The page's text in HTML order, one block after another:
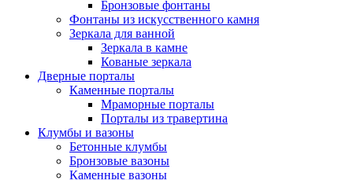
Бронзовые фонтаны
Фонтаны из искусственного камня
Зеркала для ванной
Зеркала в камне
Кованые зеркала
Дверные порталы
Каменные порталы
Мраморные порталы
Порталы из травертина
Клумбы и вазоны
Бетонные клумбы
Бронзовые вазоны
Каменные вазоны